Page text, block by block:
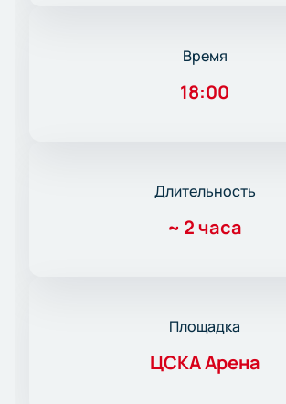
Время
18:00
Длительность
~ 2 часа
Площадка
ЦСКА Арена